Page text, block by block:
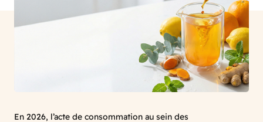
En 2026, l’acte de consommation au sein des